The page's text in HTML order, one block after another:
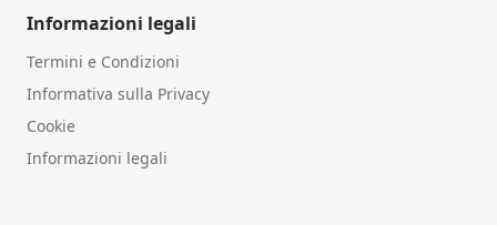
Informazioni legali
Termini e Condizioni
Informativa sulla Privacy
Cookie
Informazioni legali